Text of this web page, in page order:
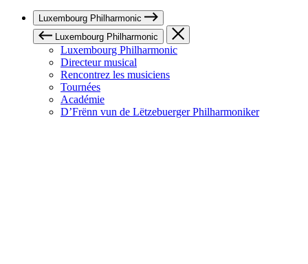
Luxembourg Philharmonic
Luxembourg Philharmonic
Luxembourg Philharmonic
Directeur musical
Rencontrez les musiciens
Tournées
Académie
D’Frënn vun de Lëtzebuerger Philharmoniker